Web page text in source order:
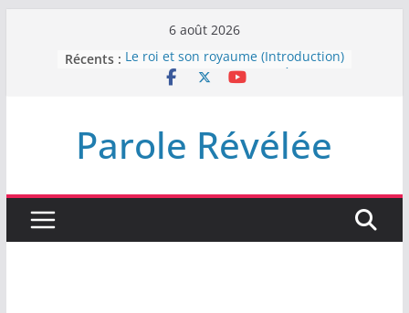
6 août 2026
Récents : Le roi et son royaume (Introduction)
DEMEUREZ DANS LA LUMIÈRE
LABAN
L’INTERVENTION DE DIEU
Parole Révélée